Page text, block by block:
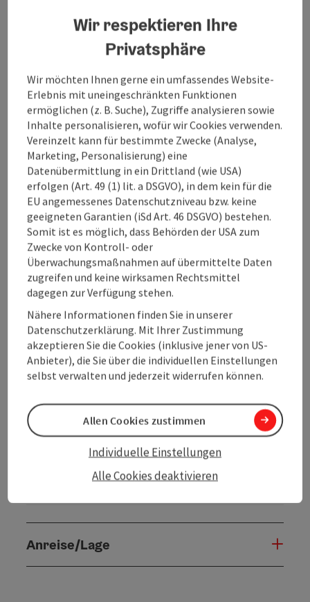
1.840
Einwohner
20 km²
Fläche
435 m
Seehöhe
48.24, 13.61
GPS-Koordinaten
Das ist los in Pram
Veranstaltungen
Einkaufen
Service und Dienstleistungen
Kultureinrichtungen
Sporteinrichtungen
Anreise/Lage
Wir respektieren Ihre
Privatsphäre
Wir möchten Ihnen gerne ein umfassendes Website-
Erlebnis mit uneingeschränkten Funktionen
ermöglichen (z. B. Suche), Zugriffe analysieren sowie
Inhalte personalisieren, wofür wir Cookies verwenden.
Vereinzelt kann für bestimmte Zwecke (Analyse,
Marketing, Personalisierung) eine
Datenübermittlung in ein Drittland (wie USA)
erfolgen (Art. 49 (1) lit. a DSGVO), in dem kein für die
EU angemessenes Datenschutzniveau bzw. keine
geeigneten Garantien (iSd Art. 46 DSGVO) bestehen.
Somit ist es möglich, dass Behörden der USA zum
Zwecke von Kontroll- oder
Überwachungsmaßnahmen auf übermittelte Daten
zugreifen und keine wirksamen Rechtsmittel
dagegen zur Verfügung stehen.
Nähere Informationen finden Sie in unserer
Datenschutzerklärung. Mit Ihrer Zustimmung
akzeptieren Sie die Cookies (inklusive jener von US-
Anbieter), die Sie über die individuellen Einstellungen
selbst verwalten und jederzeit widerrufen können.
Alle Cookies deaktivieren
Individuelle Einstellungen
Allen Cookies zustimmen